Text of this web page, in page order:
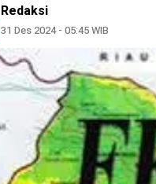
Redaksi
31 Des 2024 - 05:45 WIB